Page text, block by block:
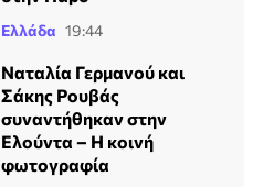
Ελλάδα 19:44
Ναταλία Γερμανού και
Σάκης Ρουβάς
συναντήθηκαν στην
Ελούντα – Η κοινή
φωτογραφία